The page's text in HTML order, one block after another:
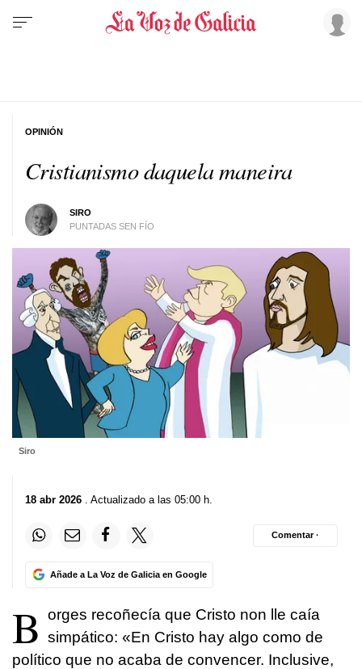
Cristianismo daquela maneira
SIRO
PUNTADAS SEN FÍO
OPINIÓN
Siro
18 abr 2026 . Actualizado a las 05:00 h.
Añade a La Voz de Galicia en Google
Comentar ·
B orges recoñecía que Cristo non lle caía
simpático: «En Cristo hay algo como de
político que no acaba de convencer. Inclusive,